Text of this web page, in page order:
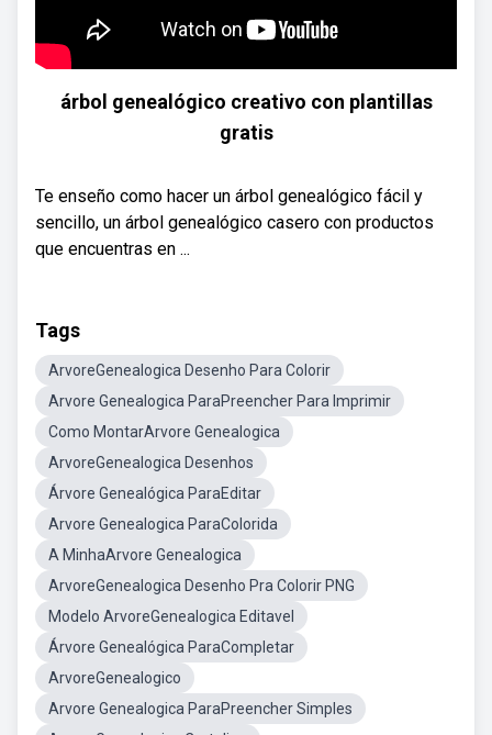
árbol genealógico creativo con plantillas
gratis
Te enseño como hacer un árbol genealógico fácil y
sencillo, un árbol genealógico casero con productos
que encuentras en ...
Tags
ArvoreGenealogica Desenho Para Colorir
Arvore Genealogica ParaPreencher Para Imprimir
Como MontarArvore Genealogica
ArvoreGenealogica Desenhos
Árvore Genealógica ParaEditar
Arvore Genealogica ParaColorida
A MinhaArvore Genealogica
ArvoreGenealogica Desenho Pra Colorir PNG
Modelo ArvoreGenealogica Editavel
Árvore Genealógica ParaCompletar
ArvoreGenealogico
Arvore Genealogica ParaPreencher Simples